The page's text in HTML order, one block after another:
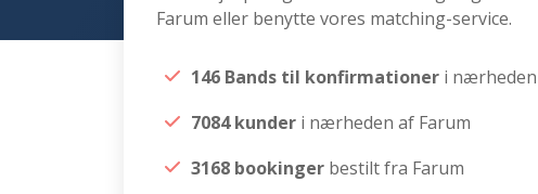
Farum eller benytte vores matching-service.
146 Bands til konfirmationer i
7084 kunder i nærheden af Farum
3168 bookinger bestilt fra Farum